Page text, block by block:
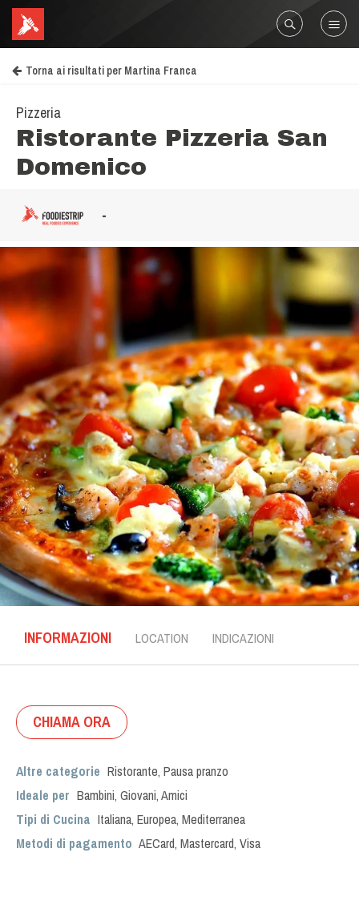
Torna ai risultati per Martina Franca
Pizzeria
Ristorante Pizzeria San
Domenico
-
INFORMAZIONI LOCATION INDICAZIONI
CHIAMA ORA
Altre categorie Ristorante, Pausa pranzo
Ideale per Bambini, Giovani,Amici
Tipi di Cucina Italiana, Europea, Mediterranea
Metodi di pagamento AECard, Mastercard, Visa